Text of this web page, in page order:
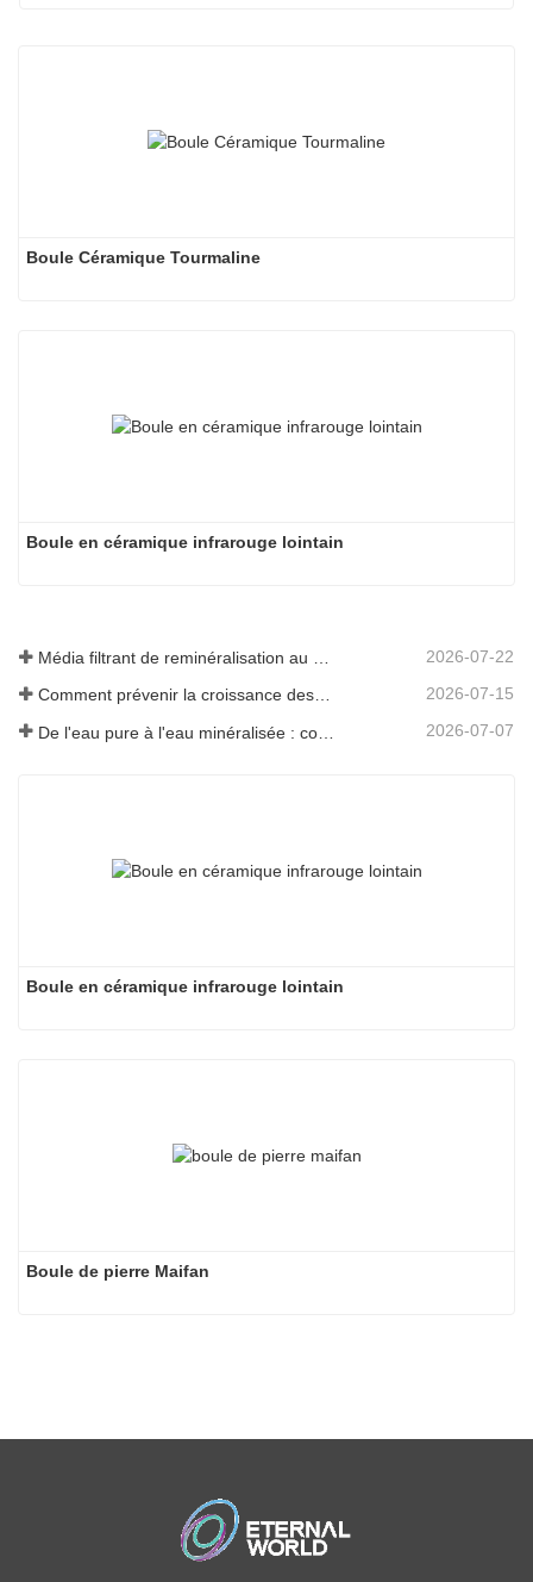
Boule Céramique Tourmaline
Boule en céramique infrarouge lointain
2026-07-22
Comment prévenir la croissance des odeurs et des bactéries dans les réservoirs d'eaux usées des balayeuses de sol 2026-07-15
2026-07-07
Boule en céramique infrarouge lointain
Boule de pierre Maifan